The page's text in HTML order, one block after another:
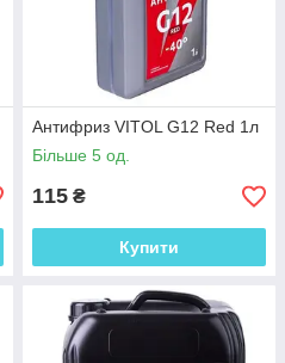
Антифриз VITOL G12 Red 1л
Більше 5 од.
115 ₴
Купити